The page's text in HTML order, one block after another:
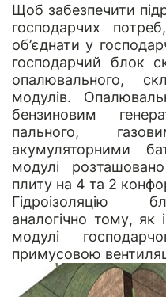
Щоб забезпечити
господарчих
об’єднати у
господарчий блок
опалювального,
модулів.
бензиновим
пального,
акумуляторними
модулі
плиту на 4 та 2
Гідроізоляцію
аналогічно тому, як
модулі
примусовою